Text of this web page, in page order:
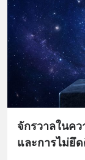
จักรวาลในคว
และการไม่ยึ